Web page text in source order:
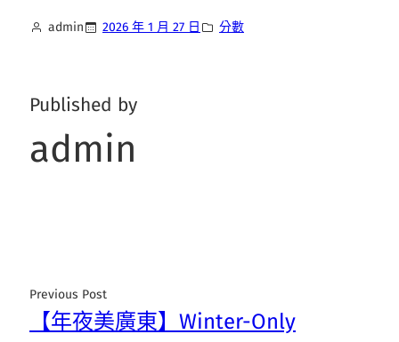
admin 2026 年 1 月 27 日 分數
Published by
admin
Previous Post
【年夜美廣東】Winter-Only